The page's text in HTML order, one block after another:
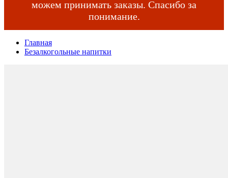
можем принимать заказы. Спасибо за
понимание.
Главная
Безалкогольные напитки